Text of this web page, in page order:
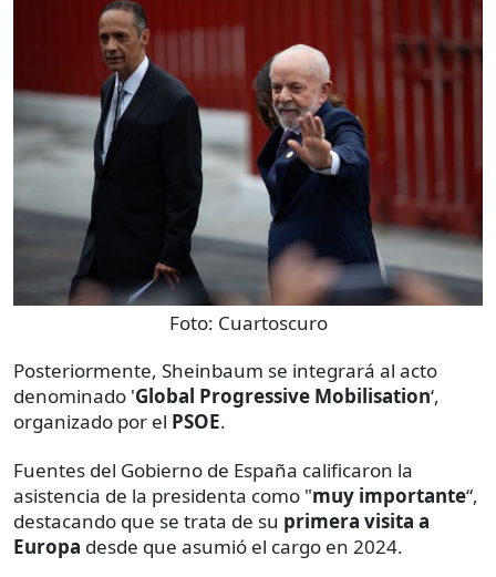
Foto: Cuartoscuro
Posteriormente, Sheinbaum se integrará al acto
denominado 'Global Progressive Mobilisation‘,
organizado por el PSOE.
Fuentes del Gobierno de España calificaron la
asistencia de la presidenta como "muy importante“,
destacando que se trata de su primera visita a
Europa desde que asumió el cargo en 2024.